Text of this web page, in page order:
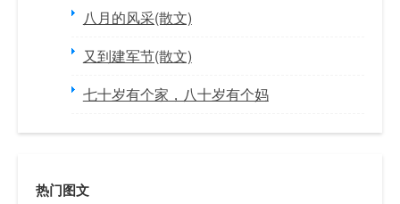
八月的风采(散文)
又到建军节(散文)
七十岁有个家，八十岁有个妈
热门图文